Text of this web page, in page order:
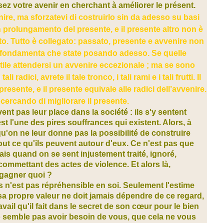
votre avenir en cherchant à améliorer le présent.
ma sforzatevi di costruirlo sin da adesso su basi
prolungamento del presente, e il presente altro non è
Tutto è collegato: passato, presente e avvenire non
che state posando adesso. Se quelle
attendersi un avvenire eccezionale ; ma se sono
radici, avrete il tale tronco, i tali rami e i tali frutti. Il
e il presente equivale alle radici dell’avvenire.
di migliorare il presente.
pas leur place dans la société : ils s'y sentent
l'une des pires souffrances qui existent. Alors, à
ne leur donne pas la possibilité de construire
ce qu'ils peuvent autour d'eux. Ce n'est pas que
quand on se sent injustement traité, ignoré,
des actes de violence. Et alors là,
quoi ?
n'est pas répréhensible en soi. Seulement l'estime
propre valeur ne doit jamais dépendre de ce regard,
qu'il fait dans le secret de son cœur pour le bien
pas avoir besoin de vous, que cela ne vous